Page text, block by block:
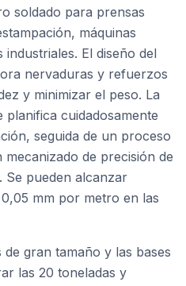
soldado para prensas
máquinas
El diseño del
nervaduras y refuerzos
y minimizar el peso. La
planifica cuidadosamente
seguida de un proceso
de precisión de
Se pueden alcanzar
mm por metro en las
gran tamaño y las bases
las 20 toneladas y